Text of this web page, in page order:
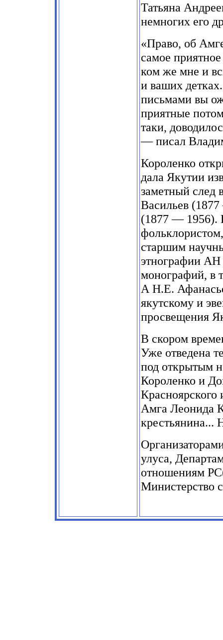
Татьяна
немногих его
«Право, об
самое
ком же мне и
и ваших
письмами вы
приятные
таки,
— писал
Короленко
дала Якутии
заметный след
Васильев
(1877 — 1956).
старшим
этнографии
монографий, в
А Н.Е.
якутскому и
просвещения
В скором
Уже отведена
под открытым
Короленко и
Красноярского
Амга Леонида
крестьянина...
улуса,
отношениям
Министерство